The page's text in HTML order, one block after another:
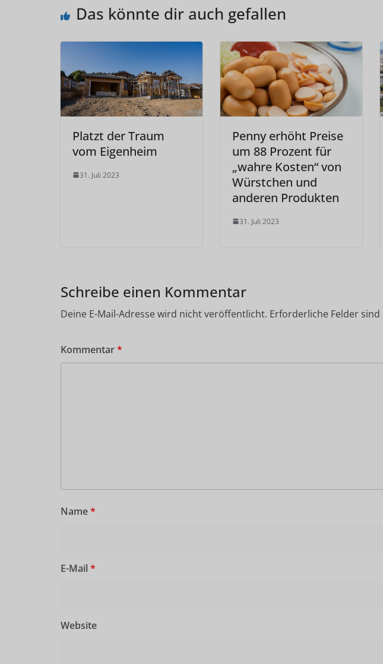
Das könnte dir auch gefallen
Platzt der Traum
vom Eigenheim
31. Juli 2023
Penny erhöht Preise
um 88 Prozent für
„wahre Kosten“ von
Würstchen und
anderen Produkten
31. Juli 2023
Schreibe einen Kommentar
Deine E-Mail-Adresse wird nicht veröffentlicht. Erforderliche Felder
Kommentar*
Name*
E-Mail *
Website